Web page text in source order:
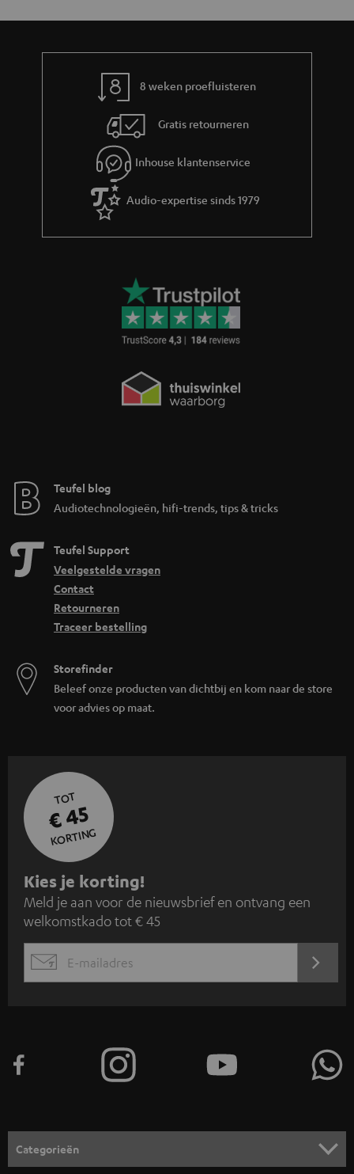
8 weken proefluisteren
Gratis retourneren
Inhouse klantenservice
Audio-expertise sinds 1979
Teufel blog
Audiotechnologieën, hifi-trends, tips & tricks
Teufel Support
Veelgestelde vragen
Contact
Retourneren
Traceer bestelling
Storefinder
Beleef onze producten van dichtbij en kom naar de store
voor advies op maat.
TOT
€ 45
KORTING
A
a
n
m
e
n
o
r
Kies je korting!
Meld je aan voor de nieuwsbrief en ontvang een
welkomstkado tot € 45
EMAIL
Categorieën